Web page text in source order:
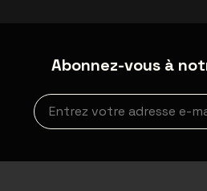
Abonnez-vous à
Inscription à la newsletter